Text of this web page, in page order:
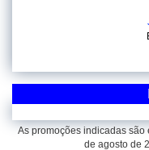
As promoções indicadas
de agosto de